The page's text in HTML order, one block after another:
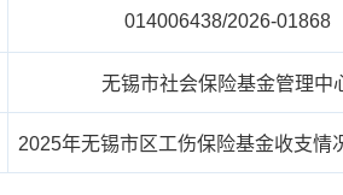
014006438/2026-01868
无锡市社会保险基金管理中
2025年无锡市区工伤保险基金收支情